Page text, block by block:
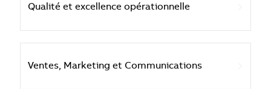
Qualité et excellence opérationnelle
Ventes, Marketing et Communications